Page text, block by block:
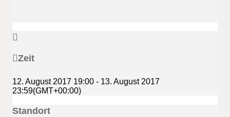
Zeit
12. August 2017 19:00 - 13. August 2017
23:59(GMT+00:00)
Standort